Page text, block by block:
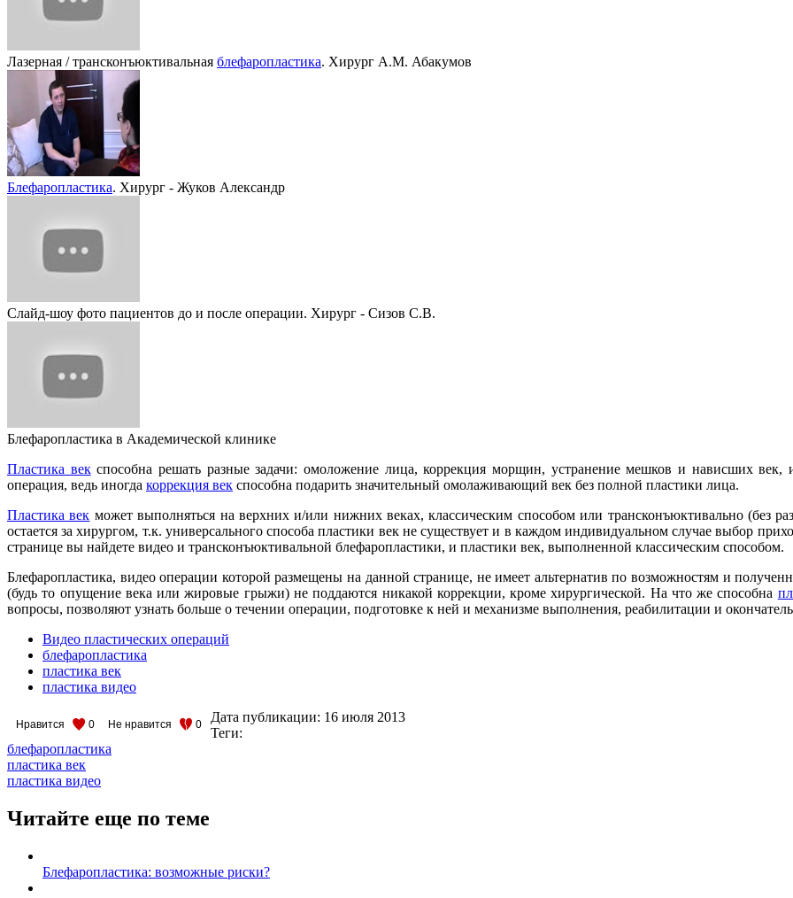
Лазерная / трансконъюктивальная блефаропластика. Хирург А.М. Абакумов
Блефаропластика. Хирург - Жуков Александр
Слайд-шоу фото пациентов до и после операции. Хирург - Сизов С.В.
Блефаропластика в Академической клинике
Пластика векспособна решать разные задачи: омоложение лица, коррекция морщин, устранение мешков и нависших век,
операция, ведь иногда коррекция век способна подарить значительный омолаживающий век без полной пластики лица.
Пластика век может выполняться на верхних и/или нижних веках, классическим способом или трансконъюктивально (без
остается за хирургом, т.к. универсального способа пластики век не существует и в каждом индивидуальном случае выбор
странице вы найдете видео и трансконъюктивальной блефаропластики, и пластики век, выполненной классическим способом.
Блефаропластика, видео операции которой размещены на данной странице, не имеет альтернатив по возможностям и
(будь то опущение века или жировые грыжи) не поддаются никакой коррекции, кроме хирургической. На что же способна
вопросы, позволяют узнать больше о течении операции, подготовке к ней и механизме выполнения, реабилитации и
Видео пластических операций
блефаропластика
пластика век
пластика видео
Нравится 0 Не нравится 0 Дата публикации: 16 июля 2013
Теги:
блефаропластика
пластика век
пластика видео
Читайте еще по теме
Блефаропластика: возможные риски?